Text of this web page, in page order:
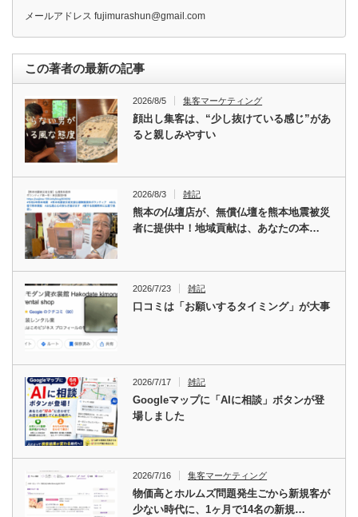
メールアドレス fujimurashun@gmail.com
この著者の最新の記事
2026/8/5 集客マーケティング
顔出し集客は、“少し抜けている感じ”があ
ると親しみやすい
2026/8/3 雑記
熊本の仏壇店が、無償仏壇を熊本地震被災
者に提供中！地域貢献は、あなたの本…
2026/7/23 雑記
口コミは「お願いするタイミング」が大事
2026/7/17 雑記
Googleマップに「AIに相談」ボタンが登
場しました
2026/7/16 集客マーケティング
物価高とホルムズ問題発生ごから新規客が
少ない時代に、1ヶ月で14名の新規…